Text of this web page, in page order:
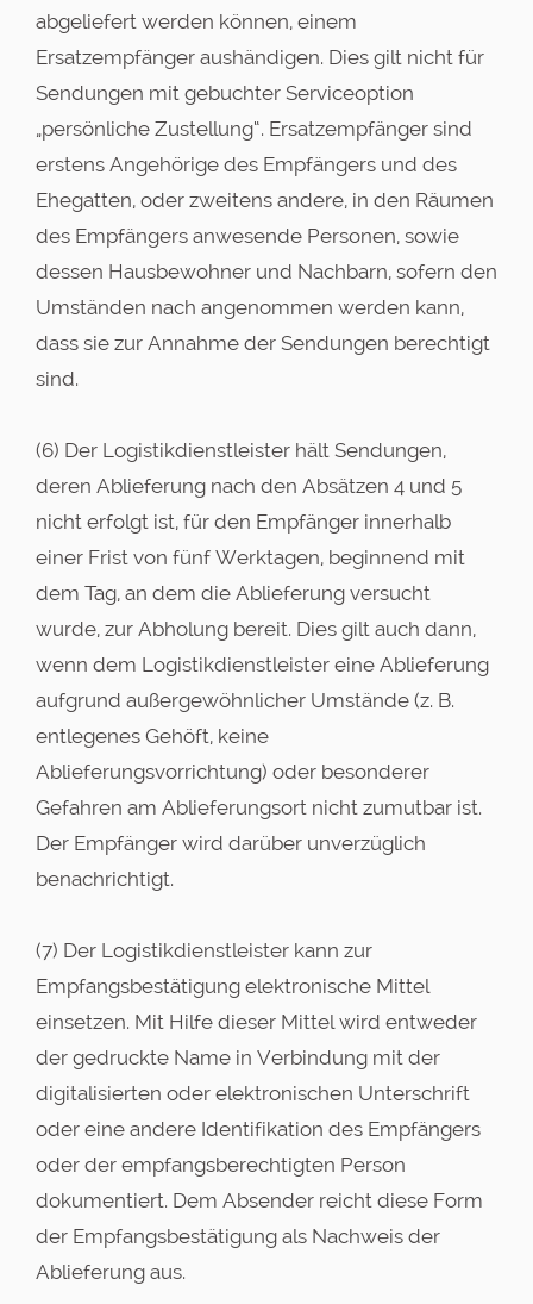
abgeliefert werden können, einem
Ersatzempfänger aushändigen. Dies gilt nicht für
Sendungen mit gebuchter Serviceoption
„persönliche Zustellung“. Ersatzempfänger sind
erstens Angehörige des Empfängers und des
Ehegatten, oder zweitens andere, in den Räumen
des Empfängers anwesende Personen, sowie
dessen Hausbewohner und Nachbarn, sofern den
Umständen nach angenommen werden kann,
dass sie zur Annahme der Sendungen berechtigt
sind.
(6) Der Logistikdienstleister hält Sendungen,
deren Ablieferung nach den Absätzen 4 und 5
nicht erfolgt ist, für den Empfänger innerhalb
einer Frist von fünf Werktagen, beginnend mit
dem Tag, an dem die Ablieferung versucht
wurde, zur Abholung bereit. Dies gilt auch dann,
wenn dem Logistikdienstleister eine Ablieferung
aufgrund außergewöhnlicher Umstände (z. B.
entlegenes Gehöft, keine
Ablieferungsvorrichtung) oder besonderer
Gefahren am Ablieferungsort nicht zumutbar ist.
Der Empfänger wird darüber unverzüglich
benachrichtigt.
(7) Der Logistikdienstleister kann zur
Empfangsbestätigung elektronische Mittel
einsetzen. Mit Hilfe dieser Mittel wird entweder
der gedruckte Name in Verbindung mit der
digitalisierten oder elektronischen Unterschrift
oder eine andere Identifikation des Empfängers
oder der empfangsberechtigten Person
dokumentiert. Dem Absender reicht diese Form
der Empfangsbestätigung als Nachweis der
Ablieferung aus.